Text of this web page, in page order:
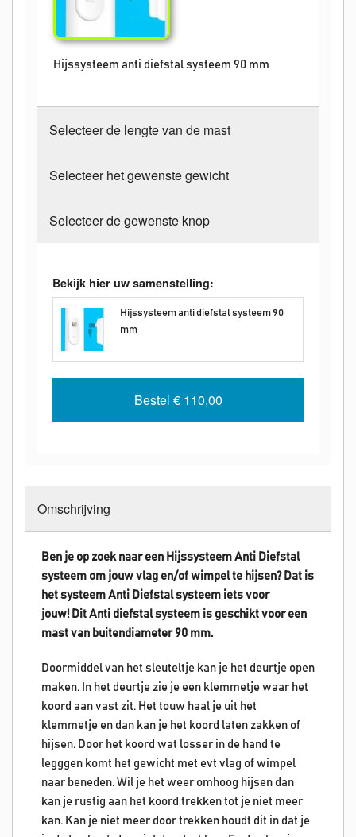
Hijssysteem anti diefstal systeem 90 mm
Selecteer de lengte van de mast
Selecteer het gewenste gewicht
Selecteer de gewenste knop
Bekijk hier uw samenstelling:
Hijssysteem anti diefstal systeem 90
mm
Bestel € 110,00
Omschrijving
Ben je op zoek naar een Hijssysteem Anti Diefstal
systeem om jouw vlag en/of wimpel te hijsen? Dat is
het systeem Anti Diefstal systeem iets voor
jouw! Dit Anti diefstal systeem is geschikt voor een
mast van buitendiameter 90 mm.
Doormiddel van het sleuteltje kan je het deurtje open
maken. In het deurtje zie je een klemmetje waar het
koord aan vast zit. Het touw haal je uit het
klemmetje en dan kan je het koord laten zakken of
hijsen. Door het koord wat losser in de hand te
legggen komt het gewicht met evt vlag of wimpel
naar beneden. Wil je het weer omhoog hijsen dan
kan je rustig aan het koord trekken tot je niet meer
kan. Kan je niet meer door trekken houdt dit in dat je